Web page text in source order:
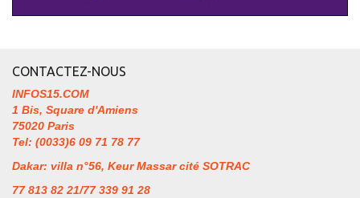
CONTACTEZ-NOUS
INFOS15.COM
1 Bis, Square d'Amiens
75020 Paris
Tel: (0033)6 09 71 78 77
Dakar: villa n°56, Keur Massar cité SOTRAC
77 813 82 21/77 339 91 28